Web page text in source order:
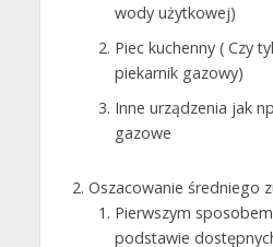
wody użytkowej)
Piec kuchenny ( Czy
piekarnik gazowy)
Inne urządzenia jak
gazowe
Oszacowanie średniego
Pierwszym
podstawie